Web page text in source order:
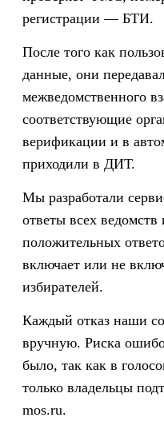
регистрации — БТИ.
После того как
данные, они
межведомственного
соответствующие
верификации и в
приходили в ДИТ.
Мы разработали
ответы всех
положительных
включает или не
избирателей.
Каждый отказ наши
вручную. Риска
было, так как в
только владельцы
mos.ru.